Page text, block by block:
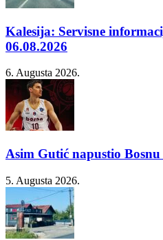
Kalesija: Servisne
06.08.2026
6. Augusta 2026.
Asim Gutić napustio
5. Augusta 2026.